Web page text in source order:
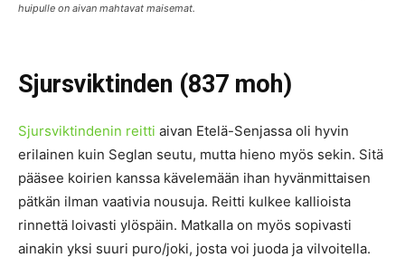
huipulle on aivan mahtavat maisemat.
Sjursviktinden (837 moh)
Sjursviktindenin reitti aivan Etelä-Senjassa oli hyvin
erilainen kuin Seglan seutu, mutta hieno myös sekin. Sitä
pääsee koirien kanssa kävelemään ihan hyvänmittaisen
pätkän ilman vaativia nousuja. Reitti kulkee kallioista
rinnettä loivasti ylöspäin. Matkalla on myös sopivasti
ainakin yksi suuri puro/joki, josta voi juoda ja vilvoitella.